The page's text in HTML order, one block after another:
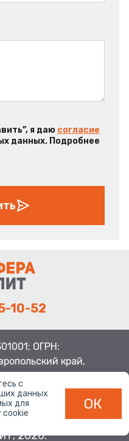
я даю согласие
данных. Подробнее
10-52
ОГРН:
край,
ул.Батайская 3
2026.
с
данных
для
cookie
ОК